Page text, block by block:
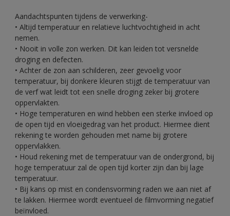
Aandachtspunten tijdens de verwerking-
• Altijd temperatuur en relatieve luchtvochtigheid in acht
nemen.
• Nooit in volle zon werken. Dit kan leiden tot versnelde
droging en defecten.
• Achter de zon aan schilderen, zeer gevoelig voor
temperatuur, bij donkere kleuren stijgt de temperatuur van
de verf wat leidt tot een snelle droging zeker bij grotere
oppervlakten.
• Hoge temperaturen en wind hebben een sterke invloed op
de open tijd en vloeigedrag van het product. Hiermee dient
rekening te worden gehouden met name bij grotere
oppervlakken.
• Houd rekening met de temperatuur van de ondergrond, bij
hoge temperatuur zal de open tijd korter zijn dan bij lage
temperatuur.
• Bij kans op mist en condensvorming raden we aan niet af
te lakken. Hiermee wordt eventueel de filmvorming negatief
beïnvloed.